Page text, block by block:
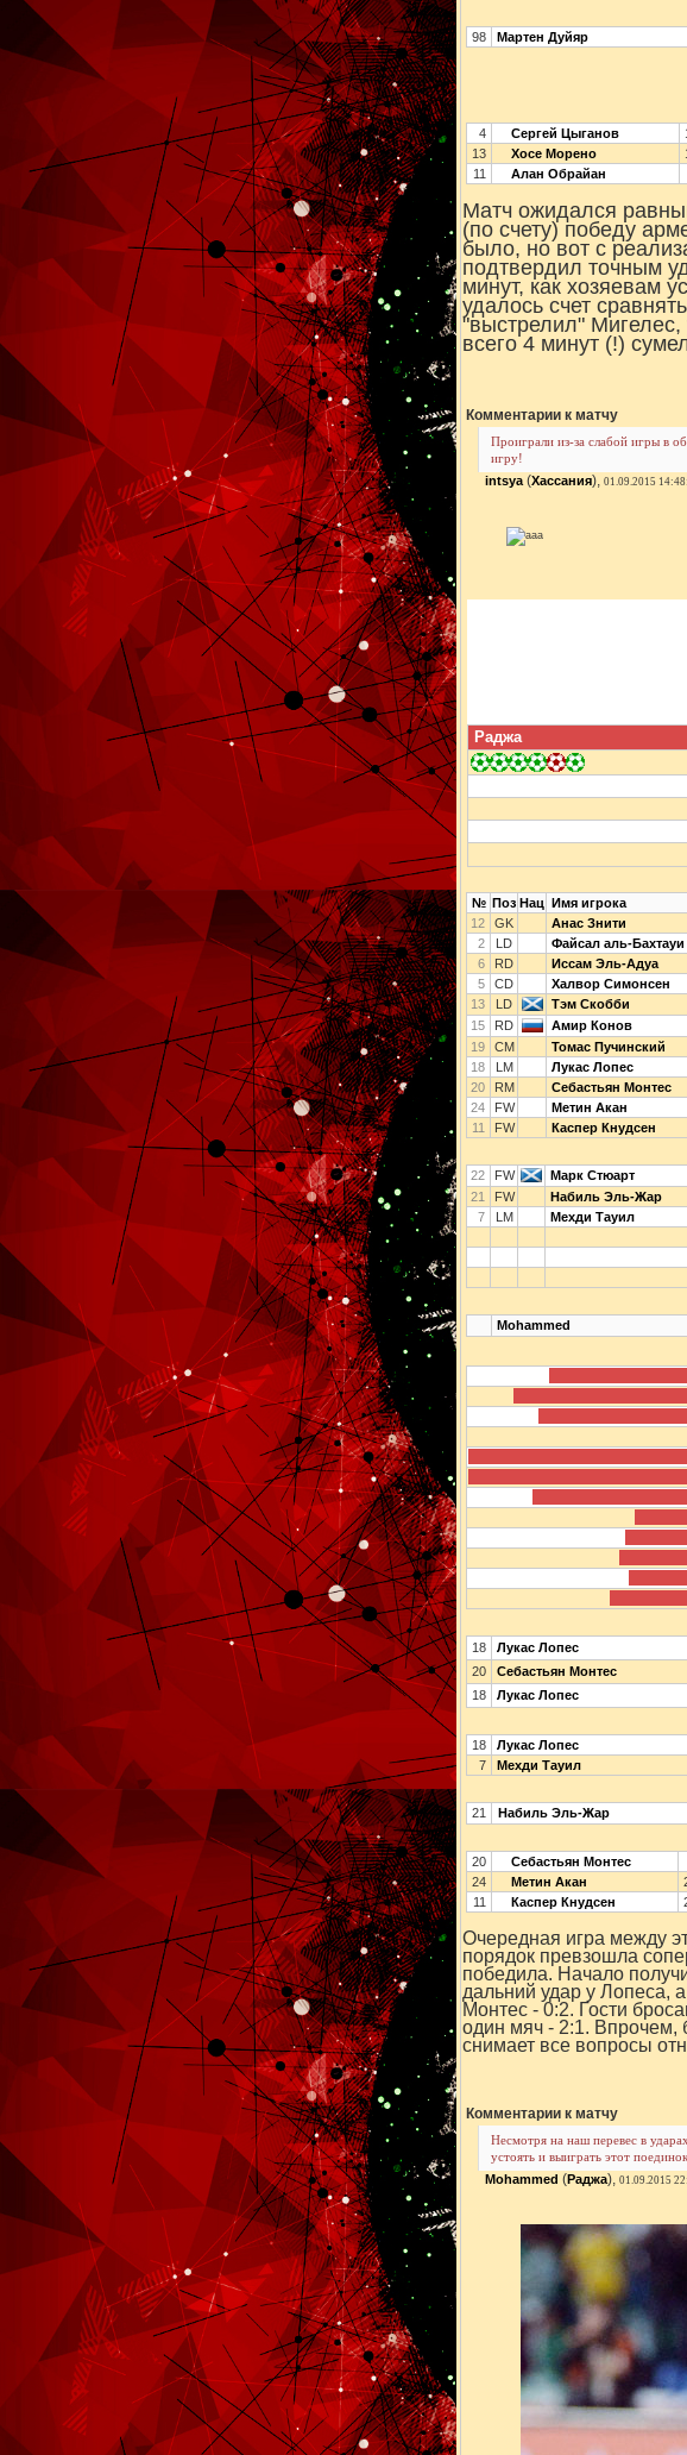
98 Мартен Дуйяр
4 Сергей Цыганов
13
Хосе Морено
11
Алан Обрайан
Матч ожидался
(по счету) победу
было, но вот с
подтвердил точным
минут, как хозяевам
удалось счет
"выстрелил"
всего 4 минут (!)
Комментарии к матчу
Проиграли из-за слабой игры в
игру!
intsya(Хассания), 01.09.2015
Раджа
№ Поз Нац Имя игрока
12
GK Анас Знити
2
LD Файсал аль-Бахтауи
6
RD Иссам Эль-Адуа
5
CD Халвор Симонсен
13
LD Тэм Скобби
15
RD Амир Конов
19
CM Томас Пучинский
18
LM Лукас Лопес
20
RM Себастьян Монтес
24
FW Метин Акан
11
FW Каспер Кнудсен
22 FW Марк Стюарт
21
FW Набиль Эль-Жар
7
LM Мехди Тауил
Mohammed
18 Лукас Лопес
20
Себастьян Монтес
18
Лукас Лопес
18 Лукас Лопес
7
Мехди Тауил
21 Набиль Эль-Жар
20 Себастьян Монтес
24
Метин Акан
11
Каспер Кнудсен
Очередная игра между
порядок превзошла
победила. Начало
дальний удар у Лопеса,
Монтес - 0:2. Гости
один мяч - 2:1. Впрочем,
снимает все вопросы
Комментарии к матчу
Несмотря на наш перевес в
устоять и выиграть этот
Mohammed (Раджа), 01.09.2015